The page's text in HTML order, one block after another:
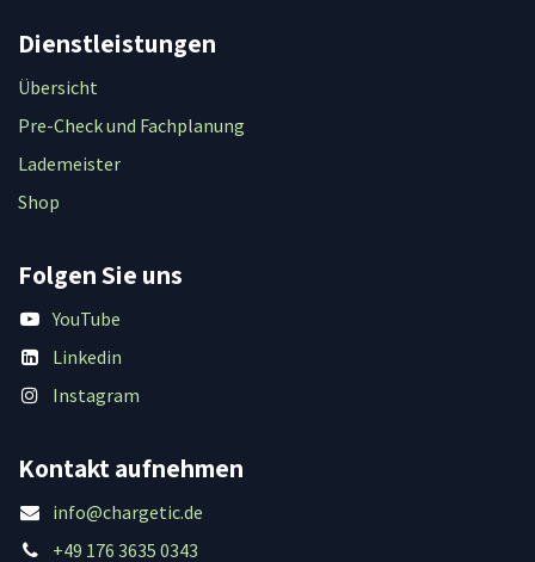
Dienstleistungen
Übersicht
Pre-Check und Fachplanung
Lademeister
Shop
Folgen Sie uns
YouTube
Linkedin
Instagram
Kontakt aufnehmen
info@chargetic.de
+49 176 3635 0343